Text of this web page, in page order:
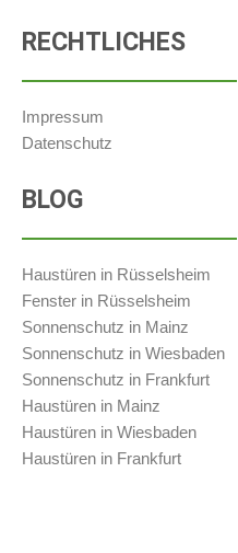
RECHTLICHES
Impressum
Datenschutz
BLOG
Haustüren in Rüsselsheim
Fenster in Rüsselsheim
Sonnenschutz in Mainz
Sonnenschutz in Wiesbaden
Sonnenschutz in Frankfurt
Haustüren in Mainz
Haustüren in Wiesbaden
Haustüren in Frankfurt